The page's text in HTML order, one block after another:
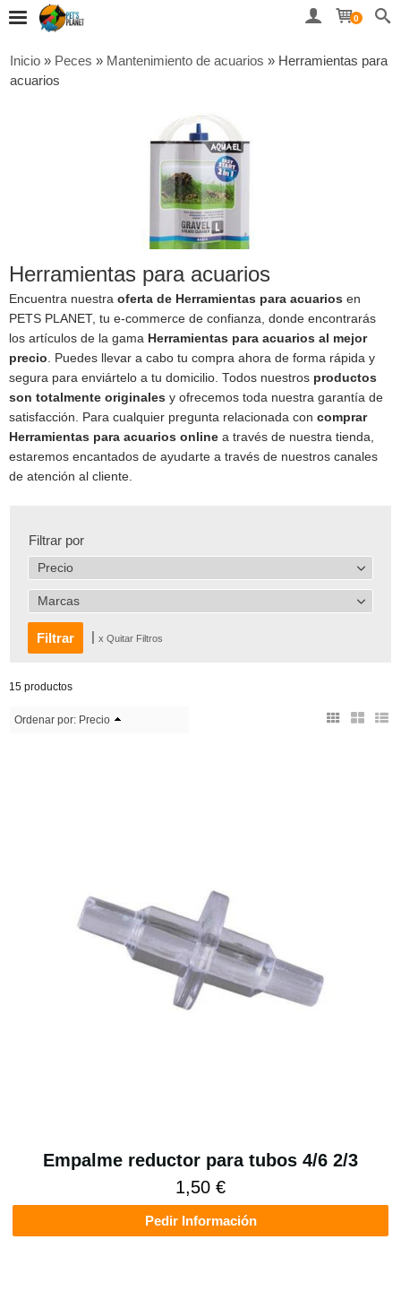
0
Inicio » Peces » Mantenimiento de acuarios » Herramientas para
acuarios
Herramientas para acuarios
Encuentra nuestra oferta de Herramientas para acuarios en
PETS PLANET, tu e-commerce de confianza, donde encontrarás
los artículos de la gama Herramientas para acuarios al mejor
precio. Puedes llevar a cabo tu compra ahora de forma rápida y
segura para enviártelo a tu domicilio. Todos nuestros productos
son totalmente originales y ofrecemos toda nuestra garantía de
satisfacción. Para cualquier pregunta relacionada con comprar
Herramientas para acuarios online a través de nuestra tienda,
estaremos encantados de ayudarte a través de nuestros canales
de atención al cliente.
Filtrar por
Precio
Marcas
x Quitar Filtros
15 productos
Ordenar por: Precio
Empalme reductor para tubos 4/6 2/3
1,50 €
Pedir Información